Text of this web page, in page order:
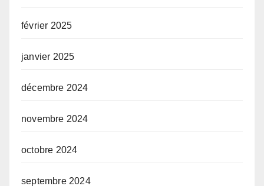
février 2025
janvier 2025
décembre 2024
novembre 2024
octobre 2024
septembre 2024